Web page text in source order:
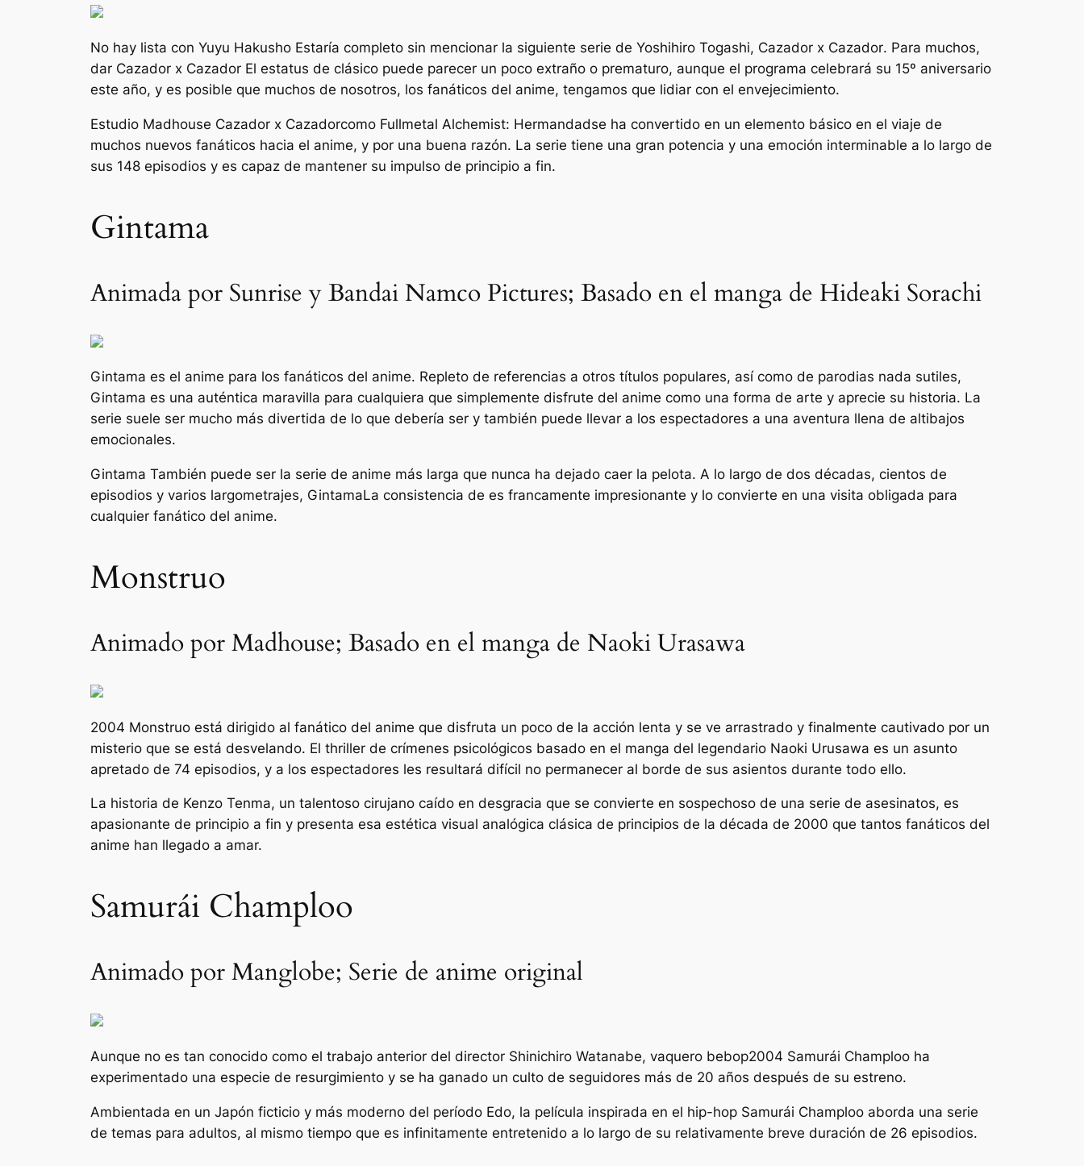
No hay lista con Yuyu Hakusho Estaría completo sin mencionar la siguiente serie de Yoshihiro Togashi, Cazador x Cazador. Para muchos,
dar Cazador x Cazador El estatus de clásico puede parecer un poco extraño o prematuro, aunque el programa celebrará su 15º aniversario
este año, y es posible que muchos de nosotros, los fanáticos del anime, tengamos que lidiar con el envejecimiento.
Estudio Madhouse Cazador x Cazadorcomo Fullmetal Alchemist: Hermandadse ha convertido en un elemento básico en el viaje de
muchos nuevos fanáticos hacia el anime, y por una buena razón. La serie tiene una gran potencia y una emoción interminable a lo largo de
sus 148 episodios y es capaz de mantener su impulso de principio a fin.
Gintama
Animada por Sunrise y Bandai Namco Pictures; Basado en el manga de Hideaki Sorachi
Gintama es el anime para los fanáticos del anime. Repleto de referencias a otros títulos populares, así como de parodias nada sutiles,
Gintama es una auténtica maravilla para cualquiera que simplemente disfrute del anime como una forma de arte y aprecie su historia. La
serie suele ser mucho más divertida de lo que debería ser y también puede llevar a los espectadores a una aventura llena de altibajos
emocionales.
Gintama También puede ser la serie de anime más larga que nunca ha dejado caer la pelota. A lo largo de dos décadas, cientos de
episodios y varios largometrajes, GintamaLa consistencia de es francamente impresionante y lo convierte en una visita obligada para
cualquier fanático del anime.
Monstruo
Animado por Madhouse; Basado en el manga de Naoki Urasawa
2004 Monstruo está dirigido al fanático del anime que disfruta un poco de la acción lenta y se ve arrastrado y finalmente cautivado por un
misterio que se está desvelando. El thriller de crímenes psicológicos basado en el manga del legendario Naoki Urusawa es un asunto
apretado de 74 episodios, y a los espectadores les resultará difícil no permanecer al borde de sus asientos durante todo ello.
La historia de Kenzo Tenma, un talentoso cirujano caído en desgracia que se convierte en sospechoso de una serie de asesinatos, es
apasionante de principio a fin y presenta esa estética visual analógica clásica de principios de la década de 2000 que tantos fanáticos del
anime han llegado a amar.
Samurái Champloo
Animado por Manglobe; Serie de anime original
Aunque no es tan conocido como el trabajo anterior del director Shinichiro Watanabe, vaquero bebop2004 Samurái Champloo ha
experimentado una especie de resurgimiento y se ha ganado un culto de seguidores más de 20 años después de su estreno.
Ambientada en un Japón ficticio y más moderno del período Edo, la película inspirada en el hip-hop Samurái Champloo aborda una serie
de temas para adultos, al mismo tiempo que es infinitamente entretenido a lo largo de su relativamente breve duración de 26 episodios.